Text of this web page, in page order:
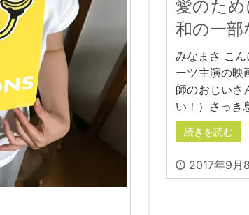
愛のた
和の一部
みなまさ こ
ーツ主演の映
師のおじいさ
い！）さっき
続きを読む
2017年9月